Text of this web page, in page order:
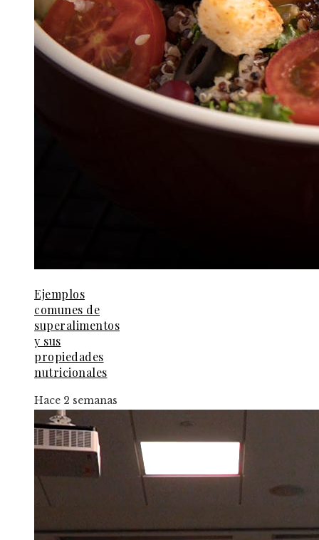
Ejemplos
comunes de
superalimentos
y sus
propiedades
nutricionales
Hace 2 semanas